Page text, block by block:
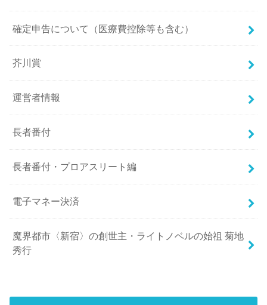
確定申告について（医療費控除等も含む）
芥川賞
運営者情報
長者番付
長者番付・プロアスリート編
電子マネー決済
魔界都市〈新宿〉の創世主・ライトノベルの始祖 菊地
秀行